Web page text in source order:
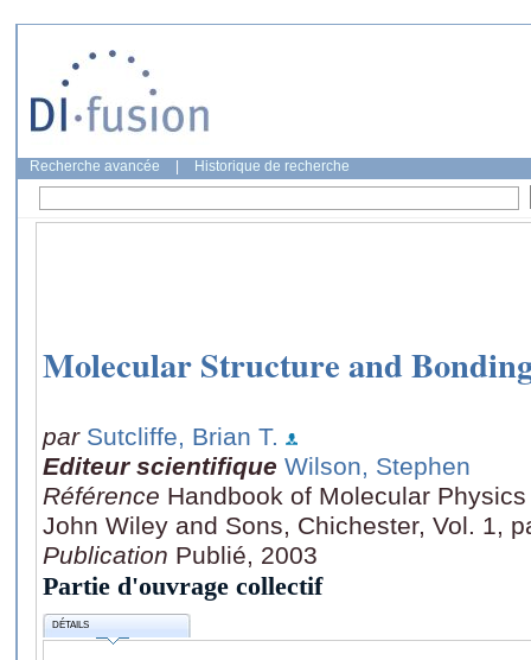
Recherche avancée Historique de recherche
Molecular Structure and
par Sutcliffe, Brian T.
Editeur scientifique Wilson, Stephen
Référence Handbook of Molecular
John Wiley and Sons, Chichester, Vol. 1,
Publication Publié, 2003
Partie d'ouvrage collectif
DÉTAILS